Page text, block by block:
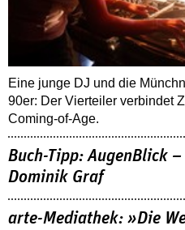
Eine junge DJ und die
90er: Der Vierteiler verbindet
Coming-of-Age.
Buch-Tipp: AugenBlick
Dominik Graf
arte-Mediathek: »Die